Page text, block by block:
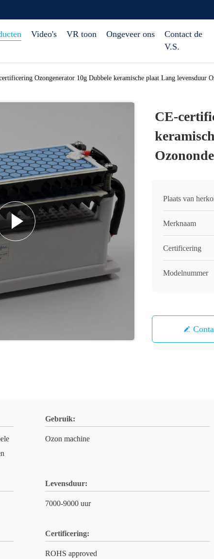
Video's VR toon Ongeveer ons
Contact de
V.S.
Ozongenerator 10g Dubbele keramische plaat Lang levensduur
CE-
Plaats van
Merknaam
Certificering
Modelnummer
Gebruik:
Ozon machine
Levensduur:
7000-9000 uur
Certificering:
ROHS approved